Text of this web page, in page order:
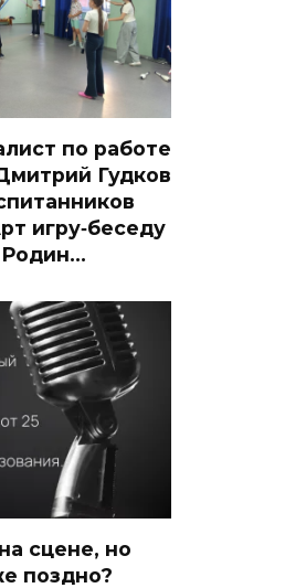
по работе
Гудков
игру‑беседу
Родин…
сцене, но
поздно?